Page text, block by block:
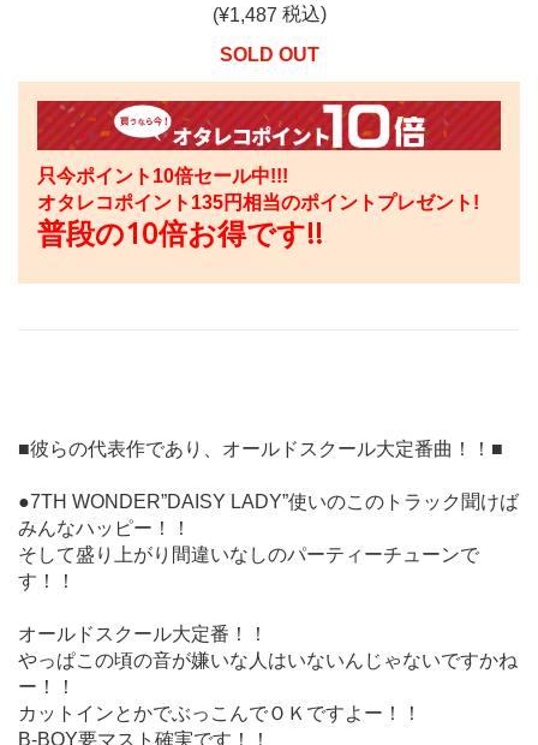
(¥1,487 税込)
SOLD OUT
只今ポイント10倍セール中!!!
オタレコポイント 135円相当のポイントプレゼント!
普段の10倍お得です!!
■彼らの代表作であり、オールドスクール大定番曲！！■
●7TH WONDER”DAISY LADY”使いのこのトラック聞けば
みんなハッピー！！
そして盛り上がり間違いなしのパーティーチューンで
す！！
オールドスクール大定番！！
やっぱこの頃の音が嫌いな人はいないんじゃないですかね
ー！！
カットインとかでぶっこんでＯＫですよー！！
B-BOY要マスト確実です！！